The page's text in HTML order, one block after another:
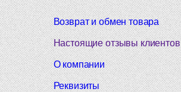
Возврат и обмен товара
Настоящие отзывы клиентов
О компании
Реквизиты